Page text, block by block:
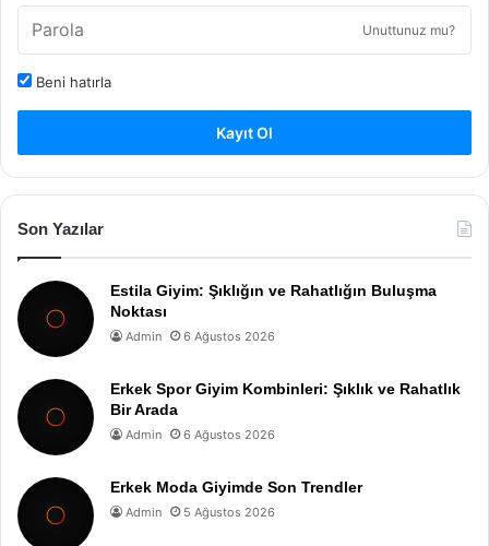
Unuttunuz mu?
Beni hatırla
Kayıt Ol
Son Yazılar
Estila Giyim: Şıklığın ve Rahatlığın Buluşma
Noktası
Admin 6 Ağustos 2026
Erkek Spor Giyim Kombinleri: Şıklık ve Rahatlık
Bir Arada
Admin 6 Ağustos 2026
Erkek Moda Giyimde Son Trendler
Admin 5 Ağustos 2026